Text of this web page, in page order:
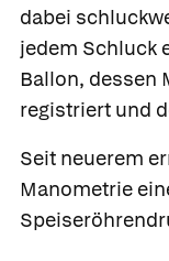
dabei
jedem Schluck
Ballon, dessen
registriert und
Seit neuerem
Manometrie